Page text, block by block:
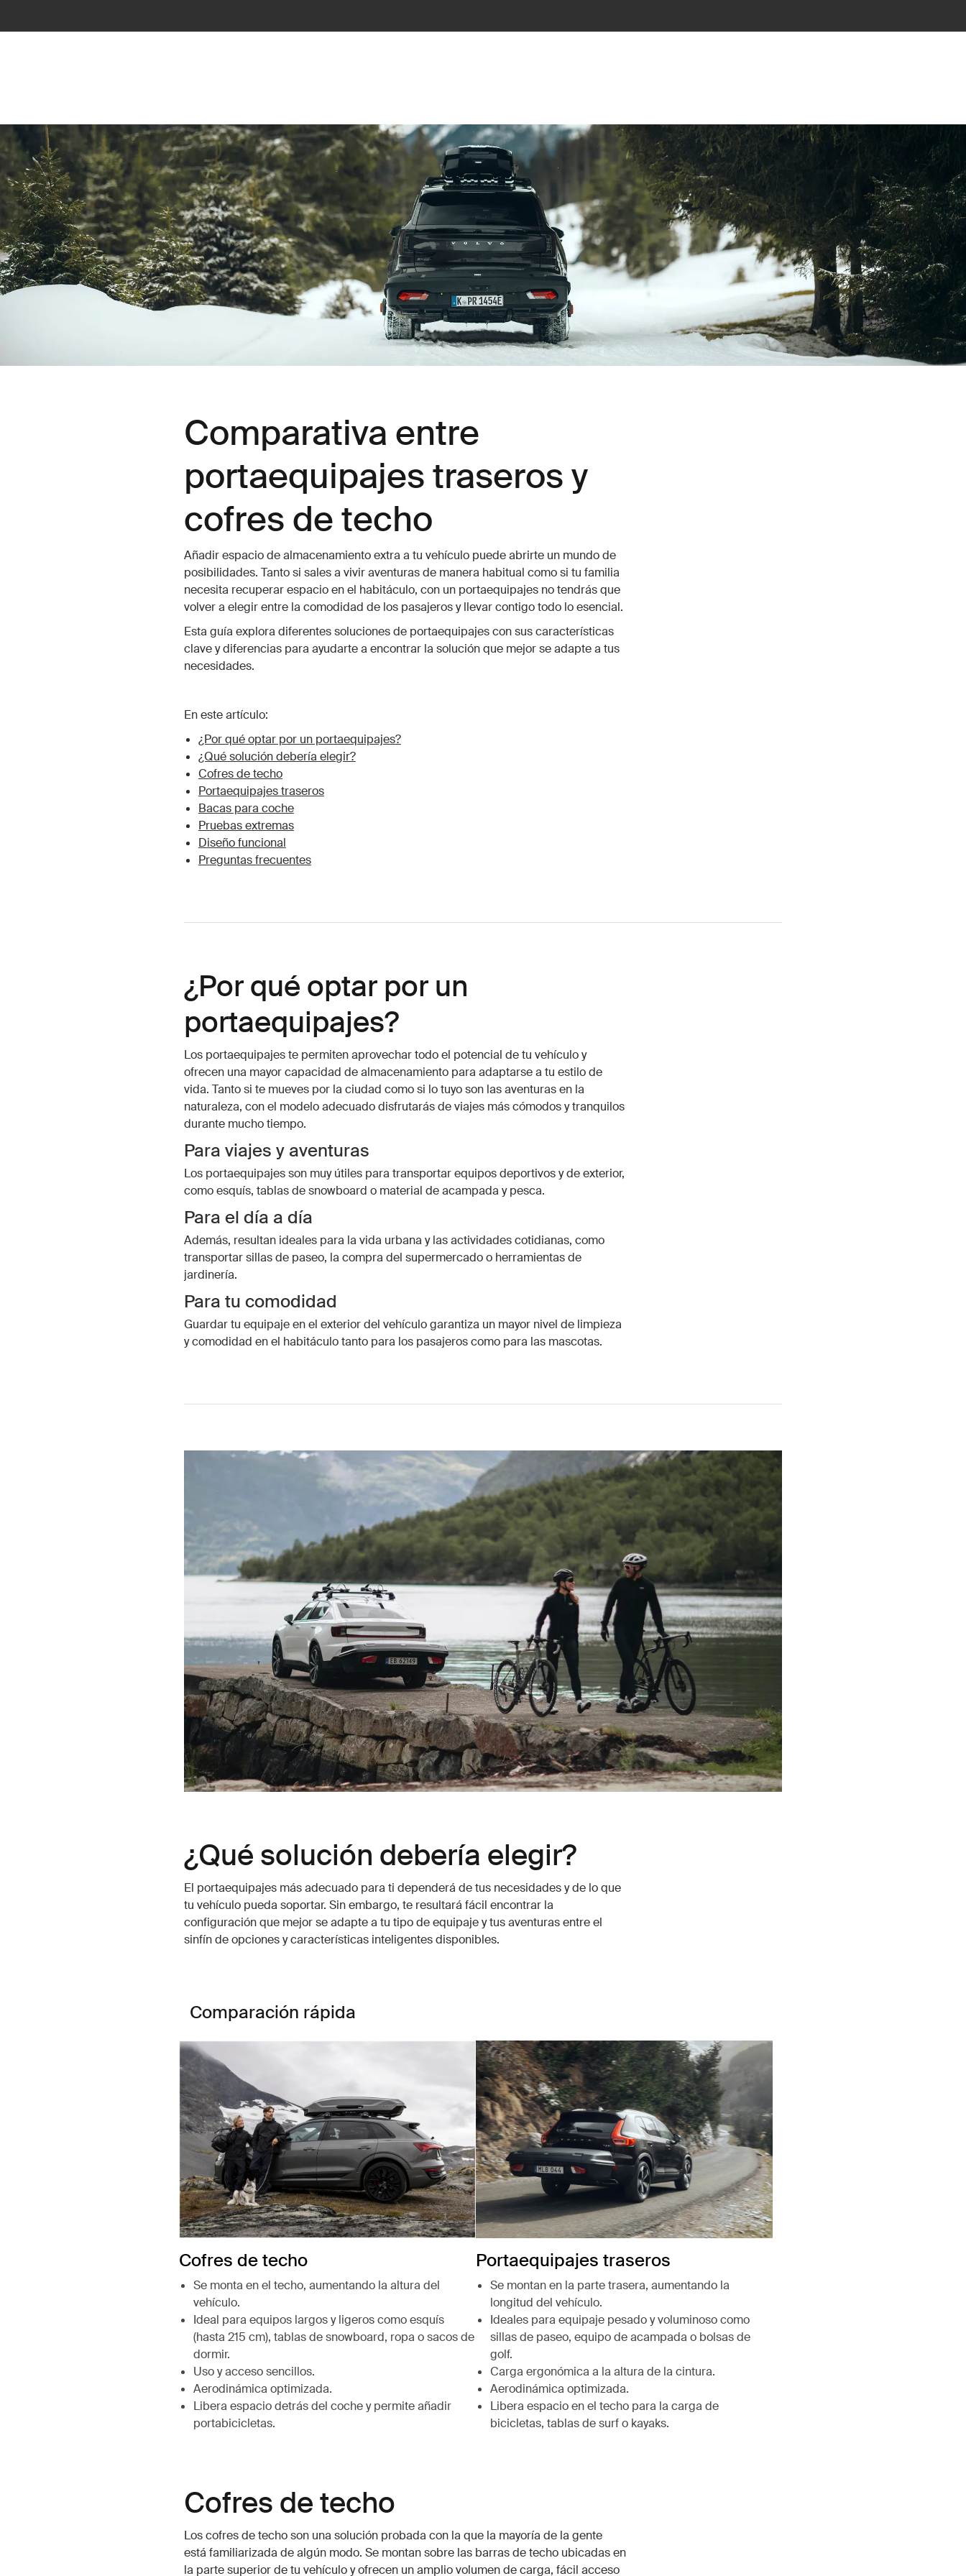
Comparativa entre
portaequipajes traseros y
cofres de techo
Añadir espacio de almacenamiento extra a tu vehículo puede abrirte un mundo de
posibilidades. Tanto si sales a vivir aventuras de manera habitual como si tu familia
necesita recuperar espacio en el habitáculo, con un portaequipajes no tendrás que
volver a elegir entre la comodidad de los pasajeros y llevar contigo todo lo esencial.
Esta guía explora diferentes soluciones de portaequipajes con sus características
clave y diferencias para ayudarte a encontrar la solución que mejor se adapte a tus
necesidades.
En este artículo:
¿Por qué optar por un portaequipajes?
¿Qué solución debería elegir?
Cofres de techo
Portaequipajes traseros
Bacas para coche
Pruebas extremas
Diseño funcional
Preguntas frecuentes
¿Por qué optar por un
portaequipajes?
Los portaequipajes te permiten aprovechar todo el potencial de tu vehículo y
ofrecen una mayor capacidad de almacenamiento para adaptarse a tu estilo de
vida. Tanto si te mueves por la ciudad como si lo tuyo son las aventuras en la
naturaleza, con el modelo adecuado disfrutarás de viajes más cómodos y tranquilos
durante mucho tiempo.
Para viajes y aventuras
Los portaequipajes son muy útiles para transportar equipos deportivos y de exterior,
como esquís, tablas de snowboard o material de acampada y pesca.
Para el día a día
Además, resultan ideales para la vida urbana y las actividades cotidianas, como
transportar sillas de paseo, la compra del supermercado o herramientas de
jardinería.
Para tu comodidad
Guardar tu equipaje en el exterior del vehículo garantiza un mayor nivel de limpieza
y comodidad en el habitáculo tanto para los pasajeros como para las mascotas.
¿Qué solución debería elegir?
El portaequipajes más adecuado para ti dependerá de tus necesidades y de lo que
tu vehículo pueda soportar. Sin embargo, te resultará fácil encontrar la
configuración que mejor se adapte a tu tipo de equipaje y tus aventuras entre el
sinfín de opciones y características inteligentes disponibles.
Comparación rápida
Cofres de techo
Se monta en el techo, aumentando la altura del
vehículo.
Ideal para equipos largos y ligeros como esquís
(hasta 215 cm), tablas de snowboard, ropa o sacos de
dormir.
Uso y acceso sencillos.
Aerodinámica optimizada.
Libera espacio detrás del coche y permite añadir
portabicicletas.
Portaequipajes traseros
Se montan en la parte trasera, aumentando la
longitud del vehículo.
Ideales para equipaje pesado y voluminoso como
sillas de paseo, equipo de acampada o bolsas de
golf.
Carga ergonómica a la altura de la cintura.
Aerodinámica optimizada.
Libera espacio en el techo para la carga de
bicicletas, tablas de surf o kayaks.
Cofres de techo
Los cofres de techo son una solución probada con la que la mayoría de la gente
está familiarizada de algún modo. Se montan sobre las barras de techo ubicadas en
la parte superior de tu vehículo y ofrecen un amplio volumen de carga, fácil acceso